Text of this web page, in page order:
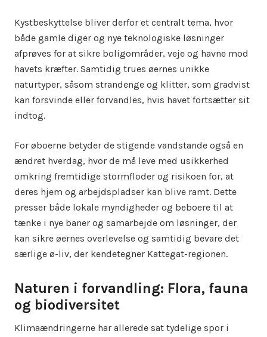
Kystbeskyttelse bliver derfor et centralt tema, hvor
både gamle diger og nye teknologiske løsninger
afprøves for at sikre boligområder, veje og havne mod
havets kræfter. Samtidig trues øernes unikke
naturtyper, såsom strandenge og klitter, som gradvist
kan forsvinde eller forvandles, hvis havet fortsætter sit
indtog.
For øboerne betyder de stigende vandstande også en
ændret hverdag, hvor de må leve med usikkerhed
omkring fremtidige stormfloder og risikoen for, at
deres hjem og arbejdspladser kan blive ramt. Dette
presser både lokale myndigheder og beboere til at
tænke i nye baner og samarbejde om løsninger, der
kan sikre øernes overlevelse og samtidig bevare det
særlige ø-liv, der kendetegner Kattegat-regionen.
Naturen i forvandling: Flora, fauna
og biodiversitet
Klimaændringerne har allerede sat tydelige spor i